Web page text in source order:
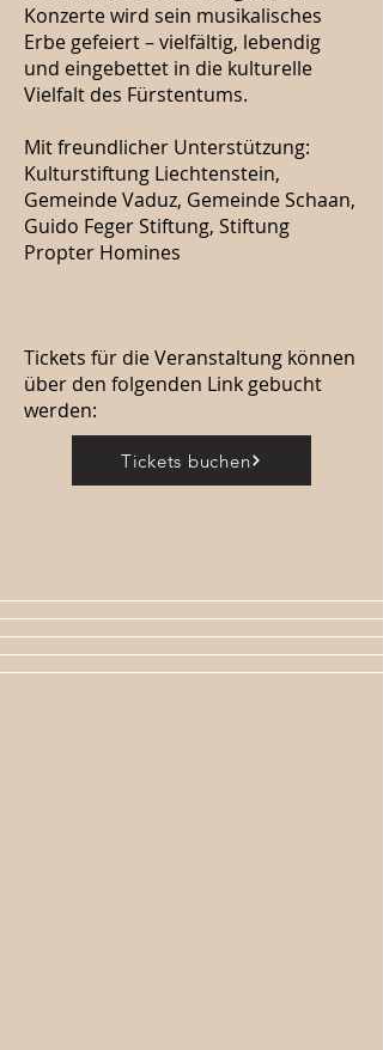
Konzerte wird sein musikalisches
Erbe gefeiert – vielfältig, lebendig
und eingebettet in die kulturelle
Vielfalt des Fürstentums.
Mit freundlicher Unterstützung:
Kulturstiftung Liechtenstein,
Gemeinde Vaduz, Gemeinde Schaan,
Guido Feger Stiftung, Stiftung
Propter Homines
Tickets für die Veranstaltung können
über den folgenden Link gebucht
werden:
Tickets buchen